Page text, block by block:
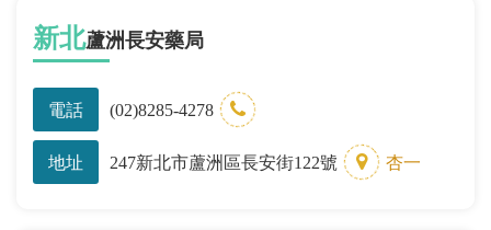
新北蘆洲長安藥局
電話 (02)8285-4278
地址 247新北市蘆洲區長安街122號 杏一